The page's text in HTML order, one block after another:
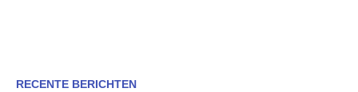
RECENTE BERICHTEN